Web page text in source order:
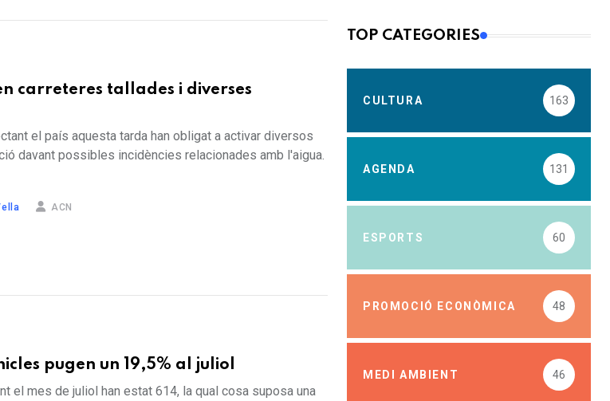
carreteres tallades i diverses
el país aquesta tarda han obligat a activar diversos
davant possibles incidències relacionades amb l'aigua.
ACN
pugen un 19,5% al juliol
el mes de juliol han estat 614, la qual cosa suposa una
TOP CATEGORIES
CULTURA 163
AGENDA 131
ESPORTS 60
PROMOCIÓ ECONÒMICA 48
MEDI AMBIENT 46